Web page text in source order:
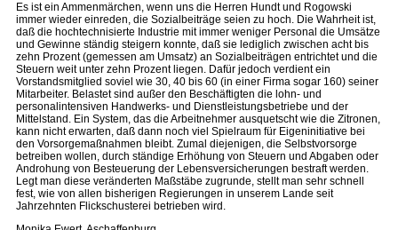
Es ist ein Ammenmärchen, wenn uns die Herren Hundt und Rogowski
immer wieder einreden, die Sozialbeiträge seien zu hoch. Die Wahrheit ist,
daß die hochtechnisierte Industrie mit immer weniger Personal die Umsätze
und Gewinne ständig steigern konnte, daß sie lediglich zwischen acht bis
zehn Prozent (gemessen am Umsatz) an Sozialbeiträgen entrichtet und die
Steuern weit unter zehn Prozent liegen. Dafür jedoch verdient ein
Vorstandsmitglied soviel wie 30, 40 bis 60 (in einer Firma sogar 160) seiner
Mitarbeiter. Belastet sind außer den Beschäftigten die lohn- und
personalintensiven Handwerks- und Dienstleistungsbetriebe und der
Mittelstand. Ein System, das die Arbeitnehmer ausquetscht wie die Zitronen,
kann nicht erwarten, daß dann noch viel Spielraum für Eigeninitiative bei
den Vorsorgemaßnahmen bleibt. Zumal diejenigen, die Selbstvorsorge
betreiben wollen, durch ständige Erhöhung von Steuern und Abgaben oder
Androhung von Besteuerung der Lebensversicherungen bestraft werden.
Legt man diese veränderten Maßstäbe zugrunde, stellt man sehr schnell
fest, wie von allen bisherigen Regierungen in unserem Lande seit
Jahrzehnten Flickschusterei betrieben wird.